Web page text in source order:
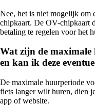
Nee, het is niet mogelijk om
chipkaart. De OV-chipkaart
betaling te regelen voor het
Wat zijn de maximale
en kan ik deze
De maximale huurperiode
fiets langer wilt huren, dien
app of website.